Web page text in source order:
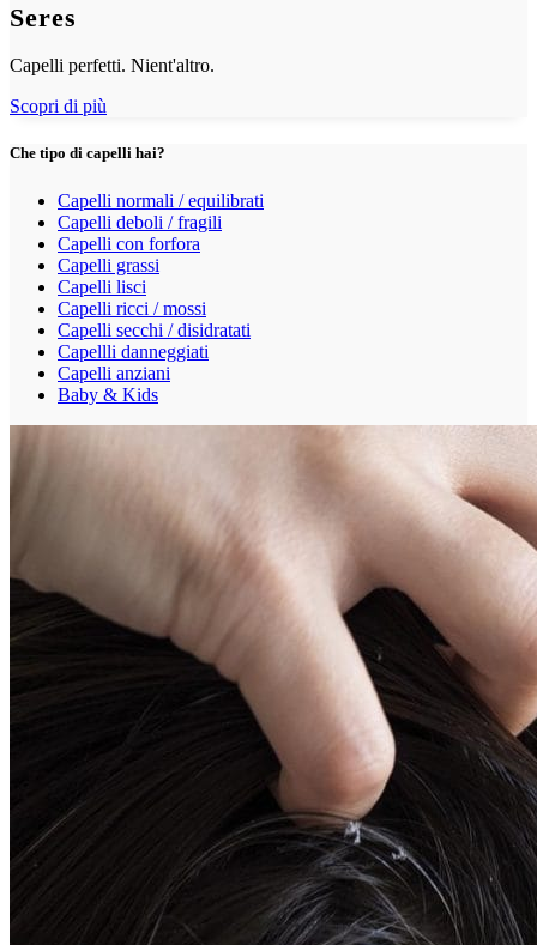
Seres
Capelli perfetti. Nient'altro.
Scopri di più
Che tipo di capelli hai?
Capelli normali / equilibrati
Capelli deboli / fragili
Capelli con forfora
Capelli grassi
Capelli lisci
Capelli ricci / mossi
Capelli secchi / disidratati
Capellli danneggiati
Capelli anziani
Baby & Kids